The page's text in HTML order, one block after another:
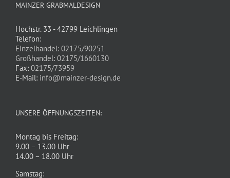
MAINZER GRABMALDESIGN
Hochstr. 33 - 42799 Leichlingen
Telefon:
Einzelhandel: 02175/90251
Großhandel: 02175/1660130
Fax: 02175/73959
E-Mail: info@mainzer-design.de
UNSERE ÖFFNUNGSZEITEN:
Montag bis Freitag:
9.00 – 13.00 Uhr
14.00 – 18.00 Uhr
Samstag: